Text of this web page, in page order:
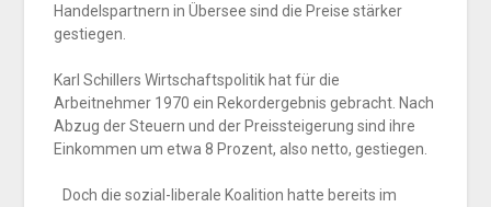
Handelspartnern in Übersee sind die Preise stärker
gestiegen.
Karl Schillers Wirtschaftspolitik hat für die
Arbeitnehmer 1970 ein Rekordergebnis gebracht. Nach
Abzug der Steuern und der Preissteigerung sind ihre
Einkommen um etwa 8 Prozent, also netto, gestiegen.
Doch die sozial-liberale Koalition hatte bereits im